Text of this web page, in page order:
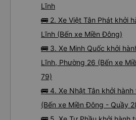
Lĩnh
🚌 2. Xe Việt Tân Phát khởi
Lĩnh (Bến xe Miền Đông)
🚌 3. Xe Minh Quốc khởi
Lĩnh, Phường 26 (Bến xe
79)
🚌 4. Xe Nhật Tân khởi
(Bến xe Miền Đông - Quầy